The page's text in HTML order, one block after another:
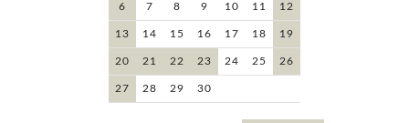
6 7 8 9 10 11 12
13 14 15 16 17 18 19
20 21 22 23 24 25 26
27 28 29 30